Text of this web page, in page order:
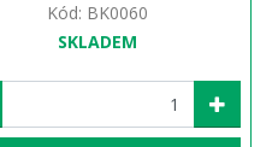
Kód: BK0060
SKLADEM